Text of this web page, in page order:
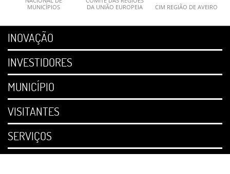
MUNICÍPIOS
DA UNIÃO EUROPEIA
CIM REGIÃO DE AVEIRO
INOVAÇÃO
INVESTIDORES
MUNICÍPIO
VISITANTES
SERVIÇOS